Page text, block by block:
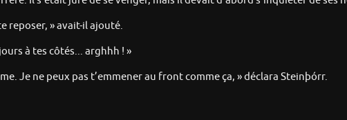
reposer, » avait-il ajouté.
à tes côtés... arghhh ! »
Je ne peux pas t’emmener au front comme ça, » déclara Steinþórr.